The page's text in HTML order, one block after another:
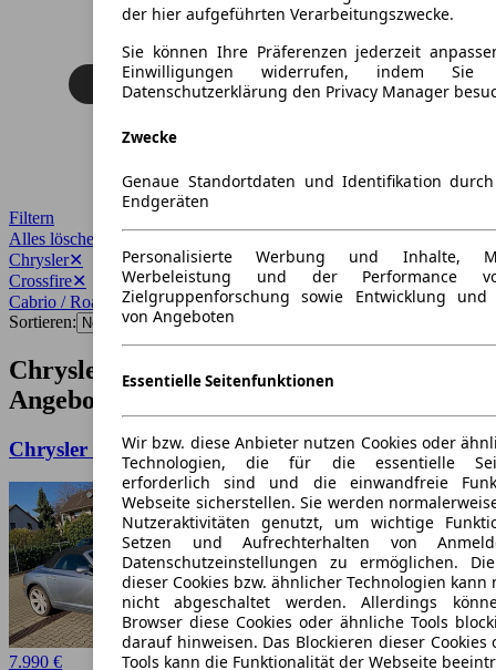
Filtern
Alles löschen
Chrysler✕
Crossfire✕
Cabrio / Roadster✕
Sortieren:
Chrysler Crossfire Cabrio / Roadster
Angebote
Chrysler Crossfire Crossfire Roadster Automatik
7.990 €
der hier aufgeführten Verarbeitungszwecke.
Sie können Ihre Präferenzen jederzeit
Einwilligungen widerrufen, indem
Datenschutzerklärung den Privacy Manager
Zwecke
Genaue Standortdaten und Identifikation
Endgeräten
Personalisierte Werbung und Inhalte,
Werbeleistung und der Performance
Zielgruppenforschung sowie Entwicklung und
von Angeboten
Essentielle Seitenfunktionen
Wir bzw. diese Anbieter nutzen Cookies oder
Technologien, die für die essentielle
erforderlich sind und die einwandfreie
Webseite sicherstellen. Sie werden
Nutzeraktivitäten genutzt, um wichtige
Setzen und Aufrechterhalten von
Datenschutzeinstellungen zu ermöglichen.
dieser Cookies bzw. ähnlicher Technologien kann
nicht abgeschaltet werden. Allerdings
Browser diese Cookies oder ähnliche Tools
darauf hinweisen. Das Blockieren dieser
Tools kann die Funktionalität der Webseite